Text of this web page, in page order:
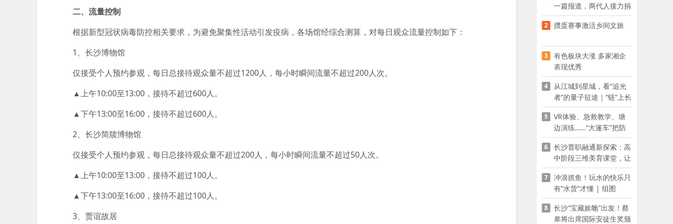
二、流量控制
根据新型冠状病毒防控相关要求，为避免聚集性活动引发疫病，各场馆经综合测算，对每日观众流量控制如下：
1、长沙博物馆
仅接受个人预约参观，每日总接待观众量不超过1200人，每小时瞬间流量不超过200人次。
▲上午10:00至13:00，接待不超过600人。
▲下午13:00至16:00，接待不超过600人。
2、长沙简牍博物馆
仅接受个人预约参观，每日总接待观众量不超过200人，每小时瞬间流量不超过50人次。
▲上午10:00至13:00，接待不超过100人。
▲下午13:00至16:00，接待不超过100人。
3、贾谊故居
一篇报道，两代人接力捐
资助学
2 掼蛋赛事激活乡间文旅
3
有色板块大涨 多家湘企
表现优秀
4
从江城到星城，看“追光
者”的量子征途｜“链”上长
沙 “才”够硬核
5
VR体验、急救教学、塘
边演练……“大篷车”把防
溺水课堂搬到乡村青少年
家门口
6
长沙普职融通新探索：高
中阶段三维美育课堂，让
少年向美而生
7
冲浪抓鱼！玩水的快乐只
有“水货”才懂 | 组图
8
长沙“宝藏娭毑”出发！蔡
皋将出席国际安徒生奖颁